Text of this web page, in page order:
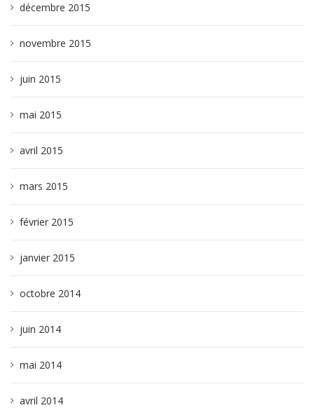
décembre 2015
novembre 2015
juin 2015
mai 2015
avril 2015
mars 2015
février 2015
janvier 2015
octobre 2014
juin 2014
mai 2014
avril 2014